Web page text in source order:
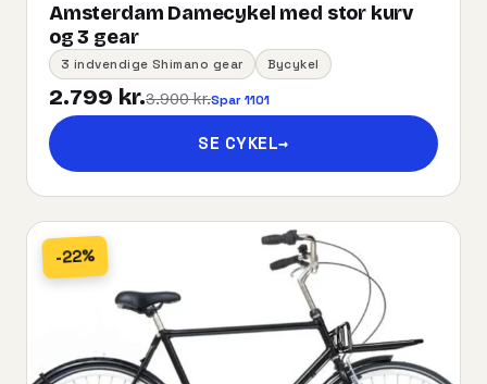
Amsterdam Damecykel med stor kurv
og 3 gear
3 indvendige Shimano gear Bycykel
2.799 kr.3.900 kr.Spar 1101
SE CYKEL→
-22%